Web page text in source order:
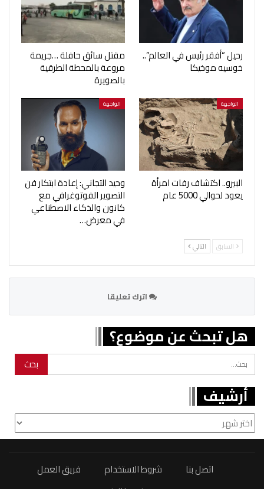
رحيل “أفقر رئيس في العالم”..
خوسيه موخيكا
مقتل سائق حافلة …جريمة
مروعة بالمحطة الطرقية
بالصويرة
الواجهة
البيرو.. اكتشاف رفات امرأة
يعود لحوالي 5000 عام
الواجهة
وحيد التجاني: إعادة ابتكار فن
التصوير الفوتوغرافي مع
كانون والذكاء الاصطناعي
في معرض…
السابق التالي
اترك تعليقا
هل تبحث عن موضوع؟
أرشيف
أرشيف
اتصل بنا شروط الاستخدام
فريق العمل